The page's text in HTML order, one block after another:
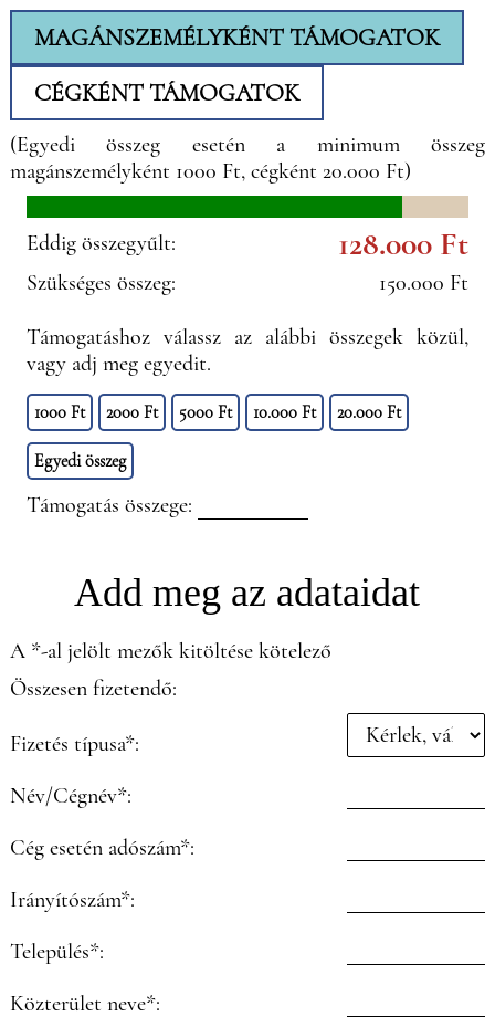
MAGÁNSZEMÉLYKÉNT TÁMOGATOK
CÉGKÉNT TÁMOGATOK
(Egyedi összeg esetén a minimum összeg
magánszemélyként 1000 Ft, cégként 20.000 Ft)
Eddig összegyűlt: 128.000 Ft
Szükséges összeg: 150.000 Ft
Támogatáshoz válassz az alábbi összegek közül,
vagy adj meg egyedit.
1000 Ft 2000 Ft 5000 Ft 10.000 Ft 20.000 Ft
Egyedi összeg
Támogatás összege:
Add meg az adataidat
A *-al jelölt mezők kitöltése kötelező
Összesen fizetendő:
Fizetés típusa*:
Név/Cégnév*:
Cég esetén adószám*:
Irányítószám*:
Település*:
Közterület neve*: